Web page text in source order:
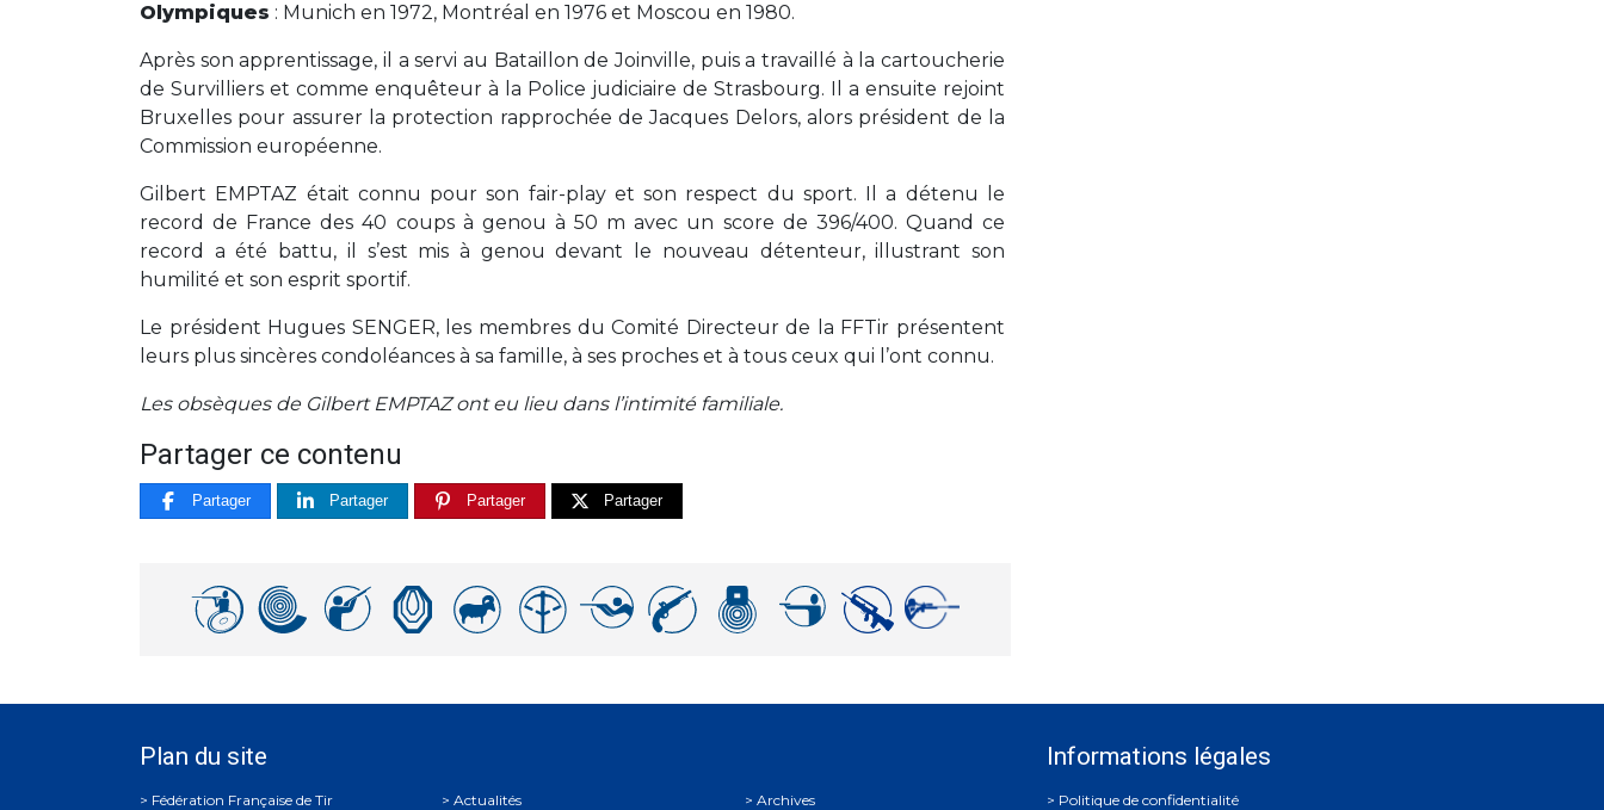
Olympiques : Munich en 1972, Montréal en 1976 et Moscou en 1980.
Après son apprentissage, il a servi au Bataillon de Joinville, puis a travaillé à la cartoucherie
de Survilliers et comme enquêteur à la Police judiciaire de Strasbourg. Il a ensuite rejoint
Bruxelles pour assurer la protection rapprochée de Jacques Delors, alors président de la
Commission européenne.
Gilbert EMPTAZ était connu pour son fair-play et son respect du sport. Il a détenu le
record de France des 40 coups à genou à 50 m avec un score de 396/400. Quand ce
record a été battu, il s’est mis à genou devant le nouveau détenteur, illustrant son
humilité et son esprit sportif.
Le président Hugues SENGER, les membres du Comité Directeur de la FFTir présentent
leurs plus sincères condoléances à sa famille, à ses proches et à tous ceux qui l’ont connu.
Les obsèques de Gilbert EMPTAZ ont eu lieu dans l’intimité familiale.
Partager ce contenu
Partager Partager Partager Partager
Plan du site
Actualités Archives
Informations légales
Politique de confidentialité